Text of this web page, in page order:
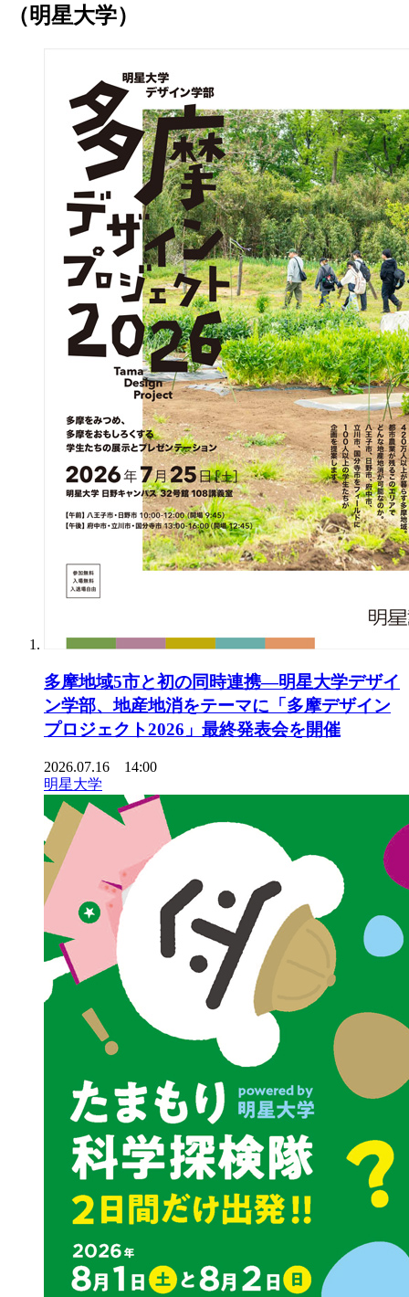
（明星大学）
多摩地域5市と初の同時連携―明星大学デザイ
ン学部、地産地消をテーマに「多摩デザイン
プロジェクト2026」最終発表会を開催
2026.07.16 14:00
明星大学